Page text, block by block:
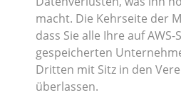
macht. Die Kehrseite der
dass Sie alle Ihre auf AWS-
gespeicherten
Dritten mit Sitz in den
überlassen.